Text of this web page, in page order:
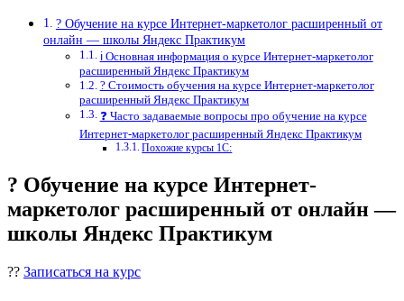
? Обучение на курсе Интернет-маркетолог расширенный от
онлайн — школы Яндекс Практикум
ℹ️ Основная информация о курсе Интернет-маркетолог
расширенный Яндекс Практикум
? Стоимость обучения на курсе Интернет-маркетолог
расширенный Яндекс Практикум
❓ Часто задаваемые вопросы про обучение на курсе
Интернет-маркетолог расширенный Яндекс Практикум
Похожие курсы 1С:
? Обучение на курсе Интернет-
маркетолог расширенный от онлайн —
школы Яндекс Практикум
?? Записаться на курс